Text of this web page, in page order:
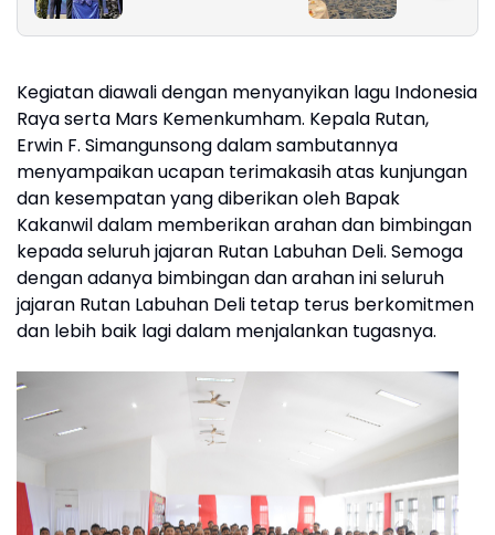
Kegiatan diawali dengan menyanyikan lagu Indonesia
Raya serta Mars Kemenkumham. Kepala Rutan,
Erwin F. Simangunsong dalam sambutannya
menyampaikan ucapan terimakasih atas kunjungan
dan kesempatan yang diberikan oleh Bapak
Kakanwil dalam memberikan arahan dan bimbingan
kepada seluruh jajaran Rutan Labuhan Deli. Semoga
dengan adanya bimbingan dan arahan ini seluruh
jajaran Rutan Labuhan Deli tetap terus berkomitmen
dan lebih baik lagi dalam menjalankan tugasnya.